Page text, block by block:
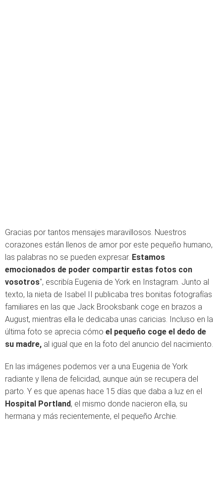
Gracias por tantos mensajes maravillosos. Nuestros
corazones están llenos de amor por este pequeño humano,
las palabras no se pueden expresar. Estamos
emocionados de poder compartir estas fotos con
vosotros", escribía Eugenia de York en Instagram. Junto al
texto, la nieta de Isabel II publicaba tres bonitas fotografías
familiares en las que Jack Brooksbank coge en brazos a
August, mientras ella le dedicaba unas caricias. Incluso en la
última foto se aprecia cómo el pequeño coge el dedo de
su madre, al igual que en la foto del anuncio del nacimiento.
En las imágenes podemos ver a una Eugenia de York
radiante y llena de felicidad, aunque aún se recupera del
parto. Y es que apenas hace 15 días que daba a luz en el
Hospital Portland, el mismo donde nacieron ella, su
hermana y más recientemente, el pequeño Archie.